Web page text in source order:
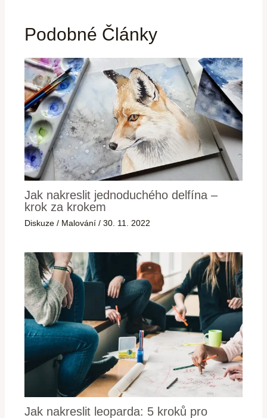
Podobné Články
Jak nakreslit jednoduchého delfína –
krok za krokem
Diskuze / Malování /30. 11. 2022
Jak nakreslit leoparda: 5 kroků pro